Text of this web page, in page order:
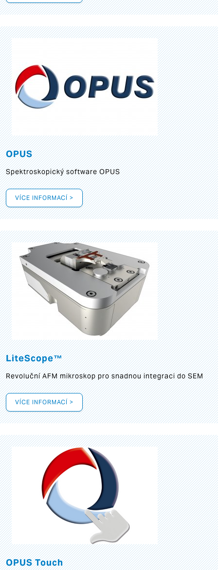
OPUS
Spektroskopický software OPUS
VÍCE INFORMACÍ >
LiteScope™
Revoluční AFM mikroskop pro snadnou integraci do SEM
VÍCE INFORMACÍ >
OPUS Touch